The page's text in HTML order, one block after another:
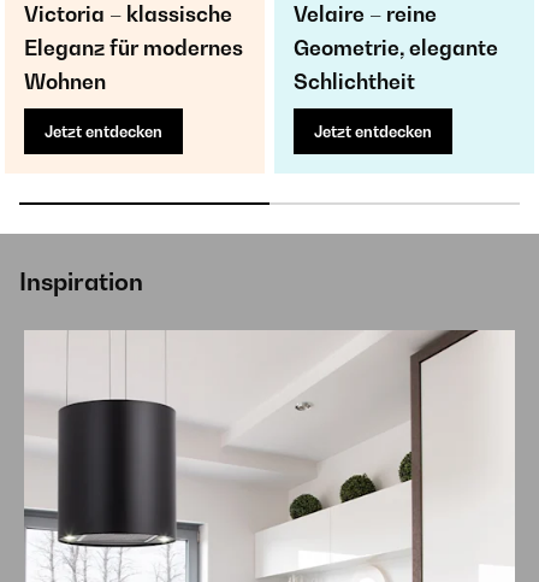
Victoria – klassische
Eleganz für modernes
Wohnen
Jetzt entdecken
Velaire – reine
Geometrie, elegante
Schlichtheit
Jetzt entdecken
Inspiration